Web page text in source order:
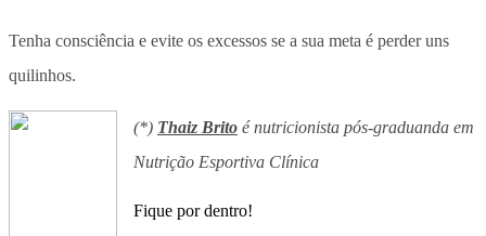
Tenha consciência e evite os excessos se a sua meta é perder uns
quilinhos.
(*) Thaiz Brito é nutricionista pós-graduanda em
Nutrição Esportiva Clínica
Fique por dentro!